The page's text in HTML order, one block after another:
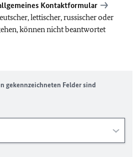
Kontaktformular
lettischer, russischer oder
können nicht beantwortet
gekennzeichneten Felder sind